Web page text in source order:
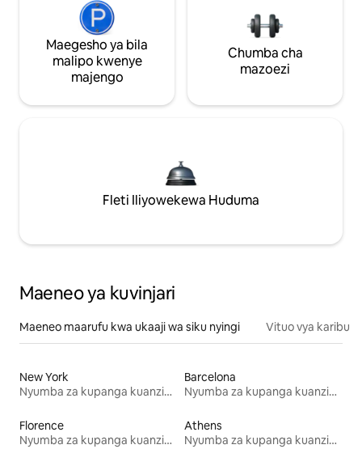
Maegesho ya bila
malipo kwenye
majengo
Chumba cha
mazoezi
Fleti Iliyowekewa Huduma
Maeneo ya kuvinjari
Maeneo maarufu kwa ukaaji wa siku nyingi Vituo vya karibu
New York
Nyumba za kupanga kuanzia mwezi mmoja
Barcelona
Nyumba za kupanga kuanzia mwezi mmoja
Florence
Nyumba za kupanga kuanzia mwezi mmoja
Athens
Nyumba za kupanga kuanzia mwezi mmoja